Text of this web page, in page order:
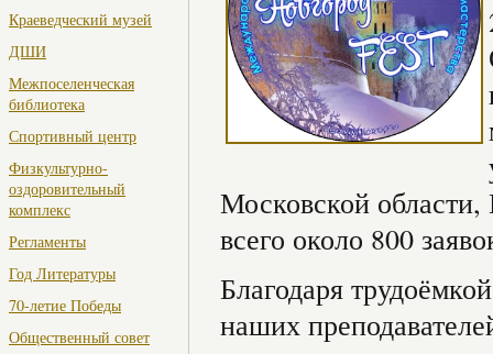
Краеведческий музей
ДШИ
Межпоселенческая
библиотека
Спортивный центр
Физкультурно-
оздоровительный
комплекс
Регламенты
Год Литературы
70-летие Победы
Общественный совет
Московской
всего около 800
Благодаря
наших